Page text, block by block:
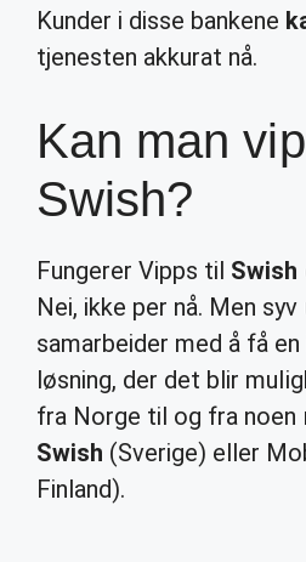
Kunder i disse bankene
tjenesten akkurat nå.
Kan man
Swish?
Fungerer Vipps til Swish
Nei, ikke per nå. Men
samarbeider med å få
løsning, der det blir
fra Norge til og fra noen
Swish (Sverige) eller
Finland).